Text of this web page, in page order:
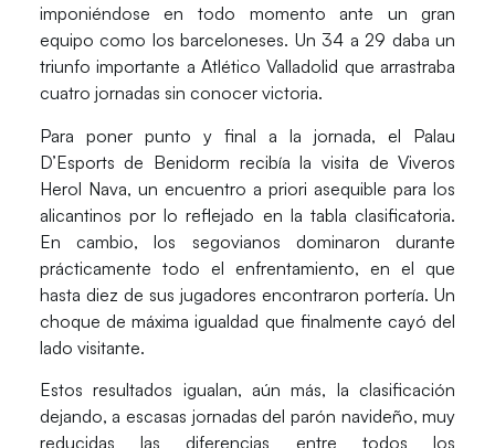
imponiéndose en todo momento ante un gran
equipo como los barceloneses. Un 34 a 29 daba un
triunfo importante a Atlético Valladolid que arrastraba
cuatro jornadas sin conocer victoria.
Para poner punto y final a la jornada, el Palau
D’Esports de Benidorm recibía la visita deViveros
Herol Nava, un encuentro a priori asequible para los
alicantinos por lo reflejado en la tabla clasificatoria.
En cambio, los segovianos dominaron durante
prácticamente todo el enfrentamiento, en el que
hasta diez de sus jugadores encontraron portería. Un
choque de máxima igualdad que finalmente cayó del
lado visitante.
Estos resultados igualan, aún más, la clasificación
dejando, a escasas jornadas del parón navideño, muy
reducidas las diferencias entre todos los